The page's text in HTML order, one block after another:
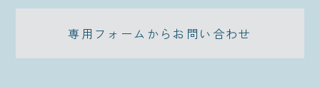
専用フォームからお問い合わせ